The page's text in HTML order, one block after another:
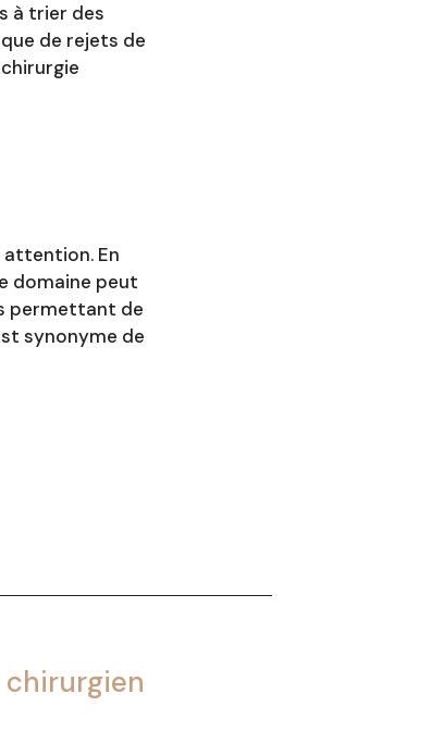
à trier des
de rejets de
En
domaine peut
permettant de
synonyme de